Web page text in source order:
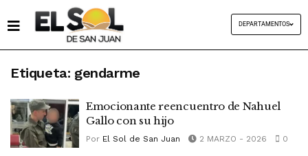
DEPARTAMENTOS
Etiqueta: gendarme
Emocionante reencuentro de Nahuel
Gallo con su hijo
Por El Sol de San Juan 2 MARZO - 2026 0